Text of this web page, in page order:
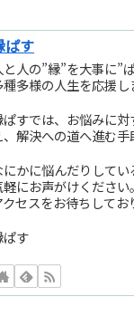
ぱす
と人の”縁”を大事に”
種多様の人生を応援し
ぱすでは、お悩みに
、解決への道へ進む手
にかに悩んだりして
軽にお声がけくださ
クセスをお待ちしてお
ぱす